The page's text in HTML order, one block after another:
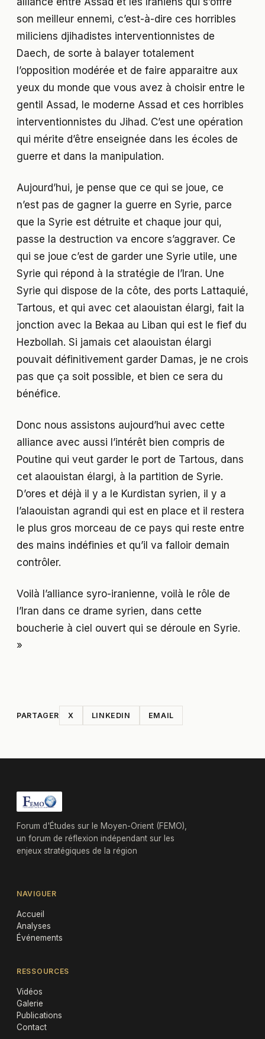
son meilleur ennemi, c’est-à-dire ces horribles
miliciens djihadistes interventionnistes de
Daech, de sorte à balayer totalement
l’opposition modérée et de faire apparaitre aux
yeux du monde que vous avez à choisir entre le
gentil Assad, le moderne Assad et ces horribles
interventionnistes du Jihad. C’est une opération
qui mérite d’être enseignée dans les écoles de
guerre et dans la manipulation.
Aujourd’hui, je pense que ce qui se joue, ce
n’est pas de gagner la guerre en Syrie, parce
que la Syrie est détruite et chaque jour qui,
passe la destruction va encore s’aggraver. Ce
qui se joue c’est de garder une Syrie utile, une
Syrie qui répond à la stratégie de l’Iran. Une
Syrie qui dispose de la côte, des ports Lattaquié,
Tartous, et qui avec cet alaouistan élargi, fait la
jonction avec la Bekaa au Liban qui est le fief du
Hezbollah. Si jamais cet alaouistan élargi
pouvait définitivement garder Damas, je ne crois
pas que ça soit possible, et bien ce sera du
bénéfice.
Donc nous assistons aujourd’hui avec cette
alliance avec aussi l’intérêt bien compris de
Poutine qui veut garder le port de Tartous, dans
cet alaouistan élargi, à la partition de Syrie.
D’ores et déjà il y a le Kurdistan syrien, il y a
l’alaouistan agrandi qui est en place et il restera
le plus gros morceau de ce pays qui reste entre
des mains indéfinies et qu’il va falloir demain
contrôler.
Voilà l’alliance syro-iranienne, voilà le rôle de
l’Iran dans ce drame syrien, dans cette
boucherie à ciel ouvert qui se déroule en Syrie.
»
PARTAGER X LINKEDIN EMAIL
Forum d'Études sur le Moyen-Orient (FEMO),
un forum de réflexion indépendant sur les
enjeux stratégiques de la région
NAVIGUER
Accueil
Analyses
Événements
RESSOURCES
Vidéos
Galerie
Publications
Contact